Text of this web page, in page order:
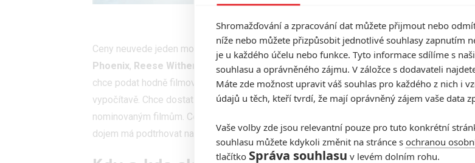
Chicagský tribunál
Ceny neuvede jeden moderátor, ale skupina 15 hollywoodských osobností ( Brad Pitt
Phoenix, Reese Witherspoon,Halle Berryad.), kterým Soderbergh říká „obsazení“. Celý
chce podat hodně filmově. Chce se pokusit o to, aby nic během předávání nepůsobilo
vypočítavě. Chce dostat do večera přirozené emoce, ukázat vztah svého „obsazení“ k
nominovaným filmům. Celý večer má kontinuálně navazovat a být tematicky ucelený.
dojem má podtrhovat natáčení události na kamery s filmovými objektivy.
Shromažďování a zpracování dat můžete přijmout nebo
níže nebo můžete přizpůsobit jednotlivé souhlasy zapnutím
je u každého účelu nebo funkce. Tyto informace sdílíme s
souhlasu a oprávněného zájmu. V záložce s dodavateli
Máte zde možnost upravit váš souhlas pro každého z nich i
údajů u těch, kteří tvrdí, že mají oprávněný zájem vaše data
Vaše volby zde jsou relevantní pouze pro tuto konkrétní
souhlasu můžete kdykoli změnit na stránce s ochranou
tlačítko Správa souhlasu v levém dolním rohu.